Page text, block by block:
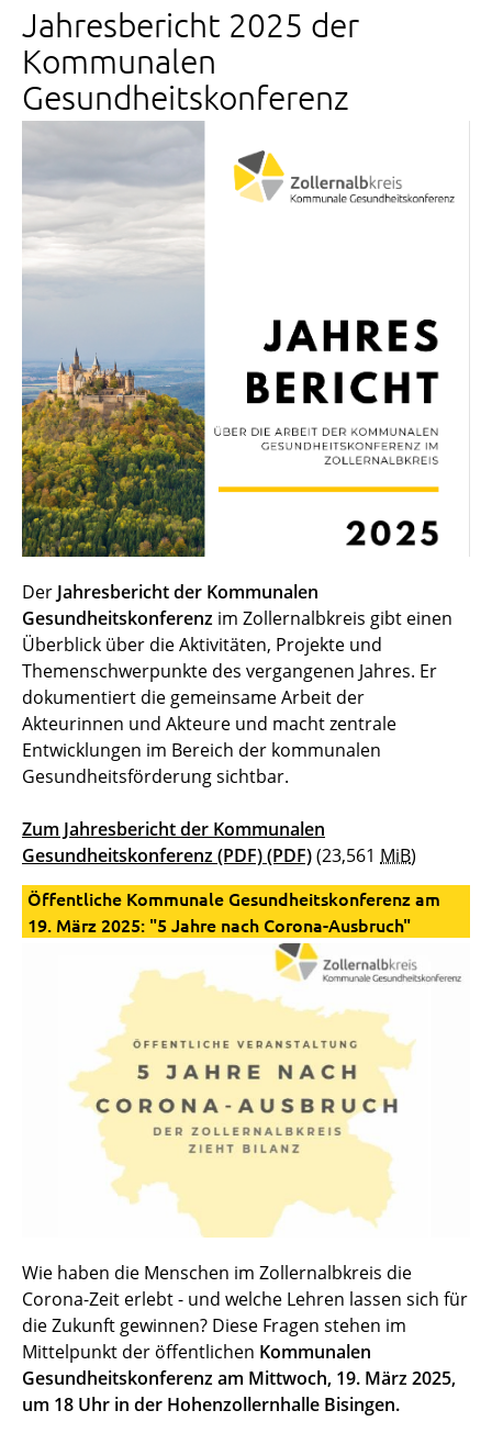
Jahresbericht 2025 der
Kommunalen
Gesundheitskonferenz
Der Jahresbericht der Kommunalen
Gesundheitskonferenz im Zollernalbkreis gibt einen
Überblick über die Aktivitäten, Projekte und
Themenschwerpunkte des vergangenen Jahres. Er
dokumentiert die gemeinsame Arbeit der
Akteurinnen und Akteure und macht zentrale
Entwicklungen im Bereich der kommunalen
Gesundheitsförderung sichtbar.
Zum Jahresbericht der Kommunalen
Gesundheitskonferenz (PDF)(PDF)(23,561 MiB)
Öffentliche Kommunale Gesundheitskonferenz am
19. März 2025: "5 Jahre nach Corona-Ausbruch"
Wie haben die Menschen im Zollernalbkreis die
Corona-Zeit erlebt - und welche Lehren lassen sich für
die Zukunft gewinnen? Diese Fragen stehen im
Mittelpunkt der öffentlichen Kommunalen
Gesundheitskonferenz am Mittwoch, 19. März 2025,
um 18 Uhr in der Hohenzollernhalle Bisingen.